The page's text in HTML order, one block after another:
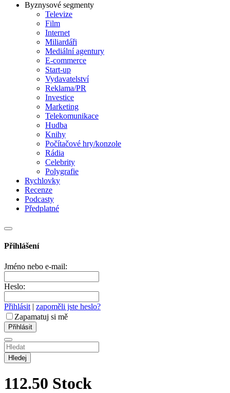
Byznysové segmenty
Televize
Film
Internet
Miliardáři
Mediální agentury
E-commerce
Start-up
Vydavatelství
Reklama/PR
Investice
Marketing
Telekomunikace
Hudba
Knihy
Počítačové hry/konzole
Rádia
Celebrity
Polygrafie
Rychlovky
Recenze
Podcasty
Předplatné
Přihlášení
Jméno nebo e-mail:
Heslo:
Přihlásit | zapoměli jste heslo?
Zapamatuj si mě
Hledej
112.50 Stock